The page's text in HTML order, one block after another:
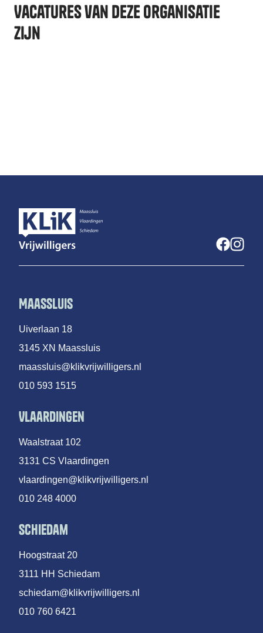
Vacatures van deze organisatie
zijn
Maassluis
Uiverlaan 18
3145 XN Maassluis
maassluis@klikvrijwilligers.nl
010 593 1515
Vlaardingen
Waalstraat 102
3131 CS Vlaardingen
vlaardingen@klikvrijwilligers.nl
010 248 4000
Schiedam
Hoogstraat 20
3111 HH Schiedam
schiedam@klikvrijwilligers.nl
010 760 6421